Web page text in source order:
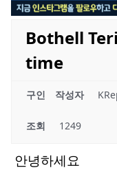
Bothell
time
구인 작성자
조회 1249
안녕하세요